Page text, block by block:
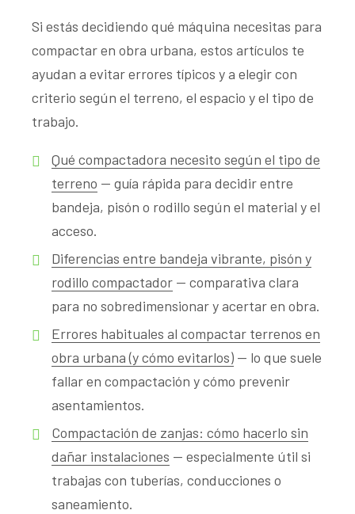
Si estás decidiendo qué máquina necesitas para
compactar en obra urbana, estos artículos te
ayudan a evitar errores típicos y a elegir con
criterio según el terreno, el espacio y el tipo de
trabajo.
Qué compactadora necesito según el tipo de
terreno — guía rápida para decidir entre
bandeja, pisón o rodillo según el material y el
acceso.
Diferencias entre bandeja vibrante, pisón y
rodillo compactador — comparativa clara
para no sobredimensionar y acertar en obra.
Errores habituales al compactar terrenos en
obra urbana (y cómo evitarlos) — lo que suele
fallar en compactación y cómo prevenir
asentamientos.
Compactación de zanjas: cómo hacerlo sin
dañar instalaciones — especialmente útil si
trabajas con tuberías, conducciones o
saneamiento.